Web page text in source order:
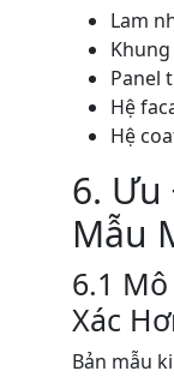
Lam
Panel
Hệ
Hệ
6. Ưu
Mẫu
6.1
Xác
Bản mẫu